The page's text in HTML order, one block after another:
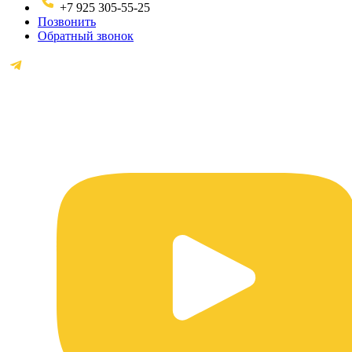
+7 925 305-55-25
Позвонить
Обратный звонок